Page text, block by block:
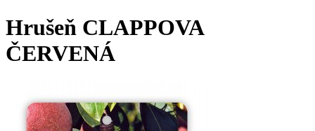
Hrušeň CLAPPOVA
ČERVENÁ